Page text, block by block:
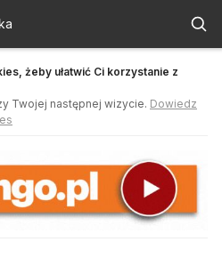
żeby ułatwić Ci korzystanie z
Twojej następnej wizycie. Dowiedz